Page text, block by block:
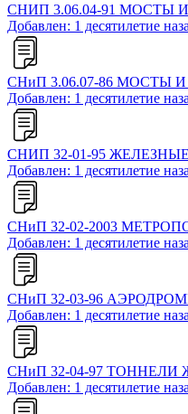
СНИП 3.06.04-91 МОСТЫ
Добавлен: 1 десятилетие
СНиП 3.06.07-86
Добавлен: 1 десятилетие
СНИП 32-01-95
Добавлен: 1 десятилетие
СНиП 32-02-2003
Добавлен: 1 десятилетие
СНиП 32-03-96
Добавлен: 1 десятилетие
СНиП 32-04-97
Добавлен: 1 десятилетие